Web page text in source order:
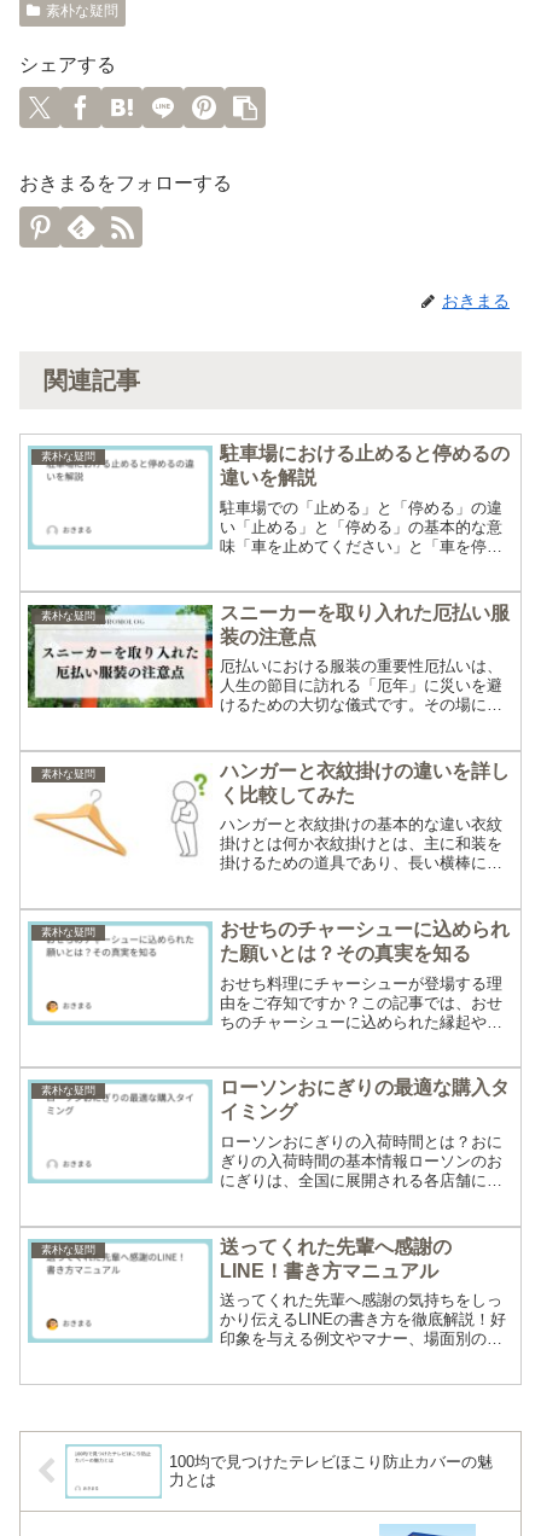
素朴な疑問
シェアする
おきまるをフォローする
おきまる
関連記事
素朴な疑問
駐車場における止めると停めるの
違いを解説
駐車場での「止める」と「停める」の違
い「止める」と「停める」の基本的な意
味「車を止めてください」と「車を停め
止する場合には「止める」、駐車場に車
を駐める場合には「停める...
素朴な疑問
スニーカーを取り入れた厄払い服
装の注意点
厄払いにおける服装の重要性厄払いは、
人生の節目に訪れる「厄年」に災いを避
けるための大切な儀式です。その場にふ
的に対しても重要な意味を持ちます。特
に現代では、形式ばらない...
素朴な疑問
ハンガーと衣紋掛けの違いを詳し
く比較してみた
ハンガーと衣紋掛けの基本的な違い衣紋
掛けとは何か衣紋掛けとは、主に和装を
掛けるための道具であり、長い横棒に衣
然と掛けるために使用されます。衣紋掛
けは、着物の形を保ち、シ...
素朴な疑問
おせちのチャーシューに込められ
た願いとは？その真実を知る
おせち料理にチャーシューが登場する理
由をご存知ですか？この記事では、おせ
ちのチャーシューに込められた縁起や願
素朴な疑問
ローソンおにぎりの最適な購入タ
イミング
ローソンおにぎりの入荷時間とは？おに
ぎりの入荷時間の基本情報ローソンのお
にぎりは、全国に展開される各店舗にお
品質を保つための工夫であり、常におい
しい状態で提供されること...
素朴な疑問
送ってくれた先輩へ感謝の
LINE！書き方マニュアル
送ってくれた先輩へ感謝の気持ちをしっ
かり伝えるLINEの書き方を徹底解説！好
印象を与える例文やマナー、場面別の使
100均で見つけたテレビほこり防止カバーの魅
力とは